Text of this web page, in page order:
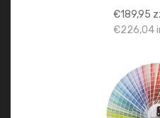
€189,95
€226,04